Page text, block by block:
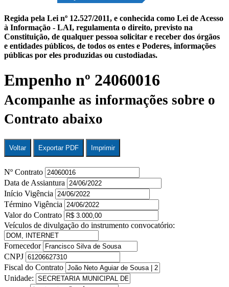
Regida pela Lei nº 12.527/2011, e conhecida como Lei de Acesso
à Informação - LAI, regulamenta o direito, previsto na
Constituição, de qualquer pessoa solicitar e receber dos órgãos
e entidades públicos, de todos os entes e Poderes, informações
públicas por eles produzidas ou custodiadas.
Empenho nº 24060016
Acompanhe as informações sobre o
Contrato abaixo
Voltar Exportar PDF Imprimir
Nº Contrato
Data de Assiantura
Início Vigência
Término Vigência
Valor do Contrato
Veículos de divulgação do instrumento convocatório:
Fornecedor
CNPJ
Fiscal do Contrato
Unidade: